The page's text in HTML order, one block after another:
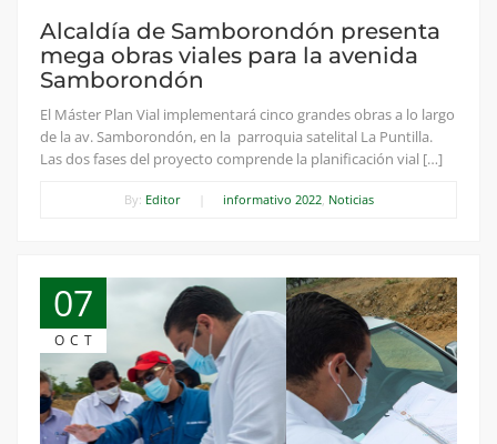
Alcaldía de Samborondón presenta
mega obras viales para la avenida
Samborondón
El Máster Plan Vial implementará cinco grandes obras a lo largo
de la av. Samborondón, en la parroquia satelital La Puntilla.
Las dos fases del proyecto comprende la planificación vial […]
By: Editor informativo 2022, Noticias
07
OCT